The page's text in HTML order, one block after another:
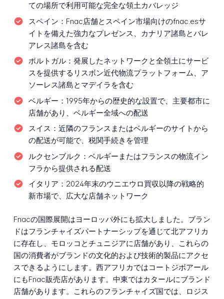
ての場所で利用可能な完全な領土カバレッジ
スペイン： Fnac店舗とスペイン市場向けのfnac.esサ
イトを備えた強力なプレゼンス、カナリア諸島とバレ
アレス諸島を含む
ポルトガル： 発展したネットワークと全領土にサービ
スを提供するリスボン近代物流プラットフォーム、ア
ソーレス諸島とマデイラを含む
ベルギー： 1995年からの歴史的な設置で、主要都市に
店舗があり、ベルギー全域への配送
スイス： 近隣のフランスまたはベルギーのサイトから
の配送が可能で、税関手続きを管理
ルクセンブルク： ベルギーまたはフランスの物流イン
フラから提供される配送
イタリア： 2024年末のウニエウロ買収以降の戦略的
新市場で、広大な店舗ネットワーク
Fnacの国際展開はヨーロッパ外にも拡大しました。ブラン
ドはフランチャイズパートナーシップを通じて北アフリカ
に存在し、モロッコとチュニジアに店舗があり、これらの
国の消費者がブランドの文化的および技術的製品にアクセ
スできるようにします。西アフリカではコートジボアール
にもFnac販売店があります。中東ではカタールにブランド
店舗があります。これらのフランチャイズ国では、ロジス